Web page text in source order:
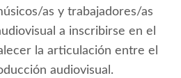
as y trabajadores/as
a inscribirse en el
la articulación entre el
audiovisual.